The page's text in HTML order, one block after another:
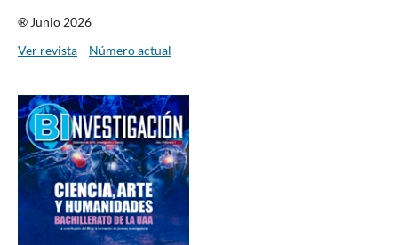
® Junio 2026
Ver revista
Número actual